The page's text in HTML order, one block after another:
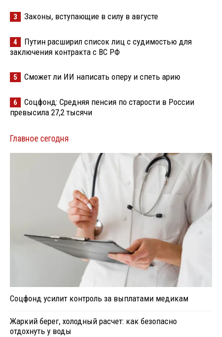
3 Законы, вступающие в силу в августе
4
Путин расширил список лиц с судимостью для
заключения контракта с ВС РФ
5 Сможет ли ИИ написать оперу и спеть арию
6
Соцфонд: Средняя пенсия по старости в России
превысила 27,2 тысячи
Главное сегодня
Соцфонд усилит контроль за выплатами медикам
Жаркий берег, холодный расчет: как безопасно
отдохнуть у воды